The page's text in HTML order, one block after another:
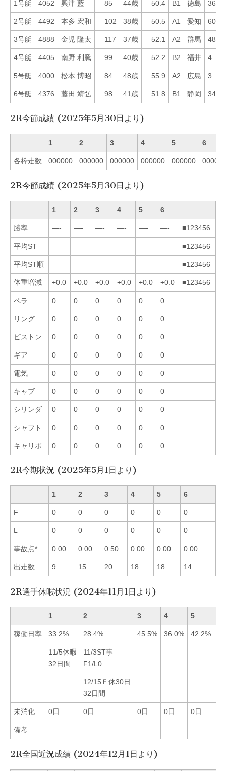
1号艇 4052 興津 藍 85 44歳 50.4 B1 徳島 36
2号艇 4492 本多 宏和 102 38歳 50.5 A1 愛知 60
3号艇 4888 金児 隆太 117 37歳 52.1 A2 群馬 48
4号艇 4405 南野 利騰 99 40歳 52.2 B2 福井 4
5号艇 4000 松本 博昭 84 48歳 55.9 A2 広島 3
6号艇 4376 藤田 靖弘 98 41歳 51.8 B1 静岡 34
2R今節成績 (2025年5月30日より)
1 2 3 4 5 6
各枠走数 000000 000000 000000 000000 000000 000000
2R今節成績 (2025年5月30日より)
1 2 3 4 5 6
勝率 —- —- —- —- —- —- ■123456
平均ST — — — — — — ■123456
平均ST順 — — — — — — ■123456
体重増減 +0.0 +0.0 +0.0 +0.0 +0.0 +0.0 ■123456
ペラ 0 0 0 0 0 0
リング 0 0 0 0 0 0
ピストン 0 0 0 0 0 0
ギア 0 0 0 0 0 0
電気 0 0 0 0 0 0
キャブ 0 0 0 0 0 0
シリンダ 0 0 0 0 0 0
シャフト 0 0 0 0 0 0
キャリボ 0 0 0 0 0 0
2R今期状況 (2025年5月1日より)
1 2 3 4 5 6
F 0 0 0 0 0 0
L 0 0 0 0 0 0
事故点* 0.00 0.00 0.50 0.00 0.00 0.00
出走数 9 15 20 18 18 14
2R選手休暇状況 (2024年11月1日より)
1 2 3 4 5
稼働日率 33.2% 28.4% 45.5% 36.0% 42.2%
11/5休暇
32日間
11/3ST事
F1/L0
12/15Ｆ休30日
32日間
未消化 0日 0日 0日 0日 0日
備考
2R全国近況成績 (2024年12月1日より)